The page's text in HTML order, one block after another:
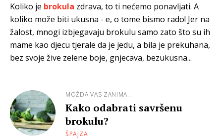
Koliko je brokula zdrava, to ti nećemo ponavljati. A
koliko može biti ukusna - e, o tome bismo rado! Jer na
žalost, mnogi izbjegavaju brokulu samo zato što su ih
mame kao djecu tjerale da je jedu, a bila je prekuhana,
bez svoje žive zelene boje, gnjecava, bezukusna...
MOŽDA VAS ZANIMA...
Kako odabrati savršenu
brokulu?
ŠPAJZA